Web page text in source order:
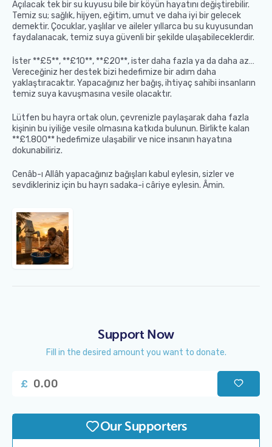
Açılacak tek bir su kuyusu bile bir köyün hayatını değiştirebilir.
Temiz su; sağlık, hijyen, eğitim, umut ve daha iyi bir gelecek
demektir. Çocuklar, yaşlılar ve aileler yıllarca bu su kuyusundan
faydalanacak, temiz suya güvenli bir şekilde ulaşabileceklerdir.
İster **£5**, **£10**, **£20**, ister daha fazla ya da daha az…
Vereceğiniz her destek bizi hedefimize bir adım daha
yaklaştıracaktır. Yapacağınız her bağış, ihtiyaç sahibi insanların
temiz suya kavuşmasına vesile olacaktır.
Lütfen bu hayra ortak olun, çevrenizle paylaşarak daha fazla
kişinin bu iyiliğe vesile olmasına katkıda bulunun. Birlikte kalan
**£1.800** hedefimize ulaşabilir ve nice insanın hayatına
dokunabiliriz.
Cenâb-ı Allâh yapacağınız bağışları kabul eylesin, sizler ve
sevdikleriniz için bu hayrı sadaka-i câriye eylesin. Âmin.
Support Now
Fill in the desired amount you want to donate.
£
Our Supporters